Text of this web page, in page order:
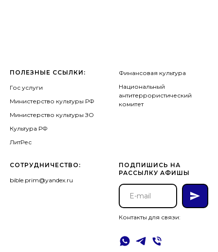
ПОЛЕЗНЫЕ ССЫЛКИ:
Гос услуги
Министерство культуры РФ
Министерство культуры ЗО
Культура РФ
ЛитРес
Финансовая культура
Национальный
антитеррористический
комитет
СОТРУДНИЧЕСТВО:
bible.prim@yandex.ru
ПОДПИШИСЬ НА
РАССЫЛКУ АФИШЫ
Контакты для связи: